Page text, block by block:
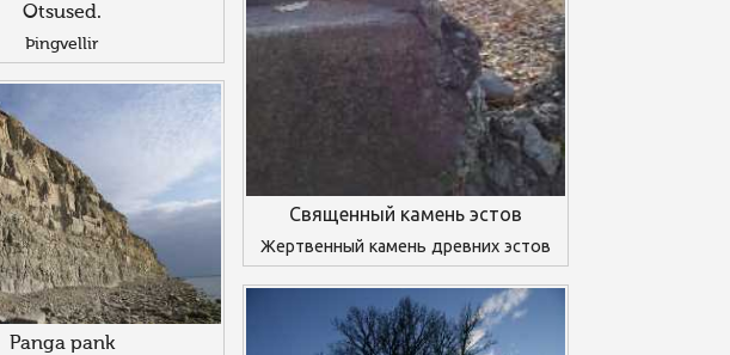
Священный камень эстов
Жертвенный камень древних эстов
Otsused.
Þingvellir
Panga pank